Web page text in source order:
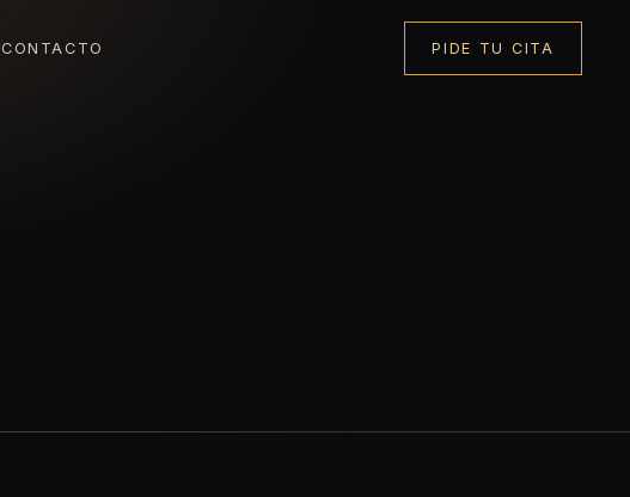
CONTACTO PIDE TU CITA